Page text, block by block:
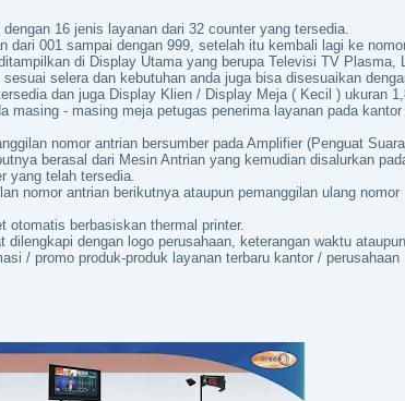
16 jenis layanan dari 32 counter yang tersedia.
dari 001 sampai dengan 999, setelah itu kembali lagi ke
di Display Utama yang berupa Televisi TV Plasma,
selera dan kebutuhan anda juga bisa disesuaikan
dan juga Display Klien / Display Meja ( Kecil ) ukuran
masing - masing meja petugas penerima layanan pada kantor
nomor antrian bersumber pada Amplifier (Penguat
berasal dari Mesin Antrian yang kemudian disalurkan
yang telah tersedia.
nomor antrian berikutnya ataupun pemanggilan ulang nomor
otomatis berbasiskan thermal printer.
dilengkapi dengan logo perusahaan, keterangan waktu ataupun
/ promo produk-produk layanan terbaru kantor / perusahaan